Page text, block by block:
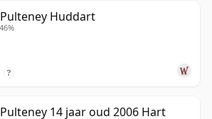
Huddart
?
14 jaar oud 2006 Hart